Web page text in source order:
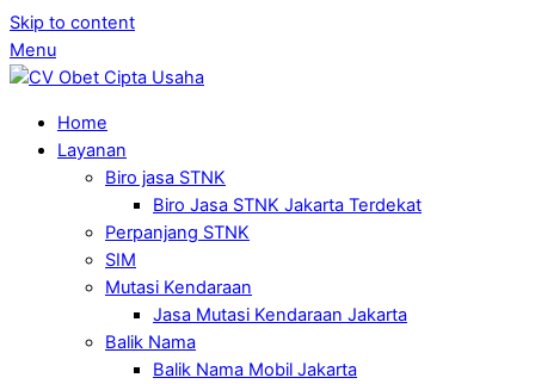
Skip to content
Menu
Home
Layanan
Biro jasa STNK
Biro Jasa STNK Jakarta Terdekat
Perpanjang STNK
SIM
Mutasi Kendaraan
Jasa Mutasi Kendaraan Jakarta
Balik Nama
Balik Nama Mobil Jakarta